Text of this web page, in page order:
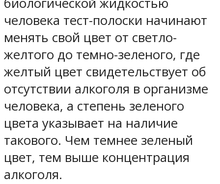
человека тест-полоски начинают
менять свой цвет от светло-
желтого до темно-зеленого, где
желтый цвет свидетельствует об
отсутствии алкоголя в организме
человека, а степень зеленого
цвета указывает на наличие
такового. Чем темнее зеленый
цвет, тем выше концентрация
алкоголя.